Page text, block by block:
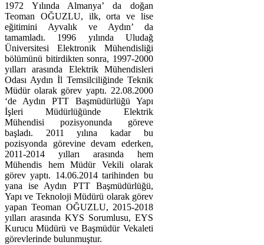
1972 Yılında Almanya’ da doğan
Teoman OĞUZLU, ilk, orta ve lise
eğitimini Ayvalık ve Aydın’ da
tamamladı. 1996 yılında Uludağ
Üniversitesi Elektronik Mühendisliği
bölümünü bitirdikten sonra, 1997-2000
yılları arasında Elektrik Mühendisleri
Odası Aydın İl Temsilciliğinde Teknik
Müdür olarak görev yaptı. 22.08.2000
‘de Aydın PTT Başmüdürlüğü Yapı
İşleri Müdürlüğünde Elektrik
Mühendisi pozisyonunda göreve
başladı. 2011 yılına kadar bu
pozisyonda görevine devam ederken,
2011-2014 yılları arasında hem
Mühendis hem Müdür Vekili olarak
görev yaptı. 14.06.2014 tarihinden bu
yana ise Aydın PTT Başmüdürlüğü,
Yapı ve Teknoloji Müdürü olarak görev
yapan Teoman OĞUZLU, 2015-2018
yılları arasında KYS Sorumlusu, EYS
Kurucu Müdürü ve Başmüdür Vekaleti
görevlerinde bulunmuştur.